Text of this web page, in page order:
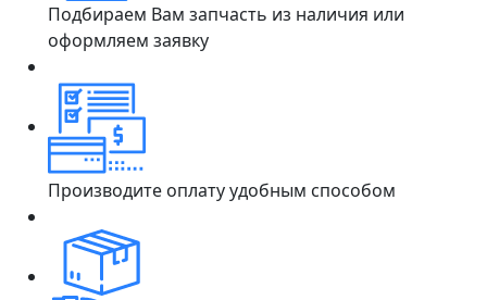
Подбираем Вам запчасть из наличия или
оформляем заявку
Производите оплату удобным способом